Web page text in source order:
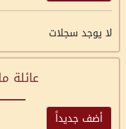
لا يوجد سجلات
عائلة
أضف جديداً